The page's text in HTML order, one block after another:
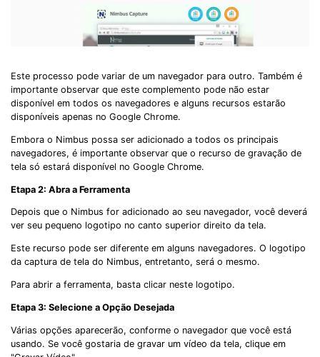
Este processo pode variar de um navegador para outro. Também é
importante observar que este complemento pode não estar
disponível em todos os navegadores e alguns recursos estarão
disponíveis apenas no Google Chrome.
Embora o Nimbus possa ser adicionado a todos os principais
navegadores, é importante observar que o recurso de gravação de
tela só estará disponível no Google Chrome.
Etapa 2: Abra a Ferramenta
Depois que o Nimbus for adicionado ao seu navegador, você deverá
ver seu pequeno logotipo no canto superior direito da tela.
Este recurso pode ser diferente em alguns navegadores. O logotipo
da captura de tela do Nimbus, entretanto, será o mesmo.
Para abrir a ferramenta, basta clicar neste logotipo.
Etapa 3: Selecione a Opção Desejada
Várias opções aparecerão, conforme o navegador que você está
usando. Se você gostaria de gravar um vídeo da tela, clique em